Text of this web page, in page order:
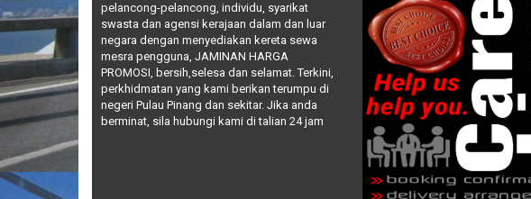
pelancong-pelancong, individu, syarikat
swasta dan agensi kerajaan dalam dan luar
negara dengan menyediakan kereta sewa
mesra pengguna, JAMINAN HARGA
PROMOSI, bersih,selesa dan selamat. Terkini,
perkhidmatan yang kami berikan terumpu di
negeri Pulau Pinang dan sekitar. Jika anda
berminat, sila hubungi kami di talian 24 jam